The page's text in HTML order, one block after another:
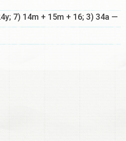
7) 14m + 15m + 16; 3) 34a —